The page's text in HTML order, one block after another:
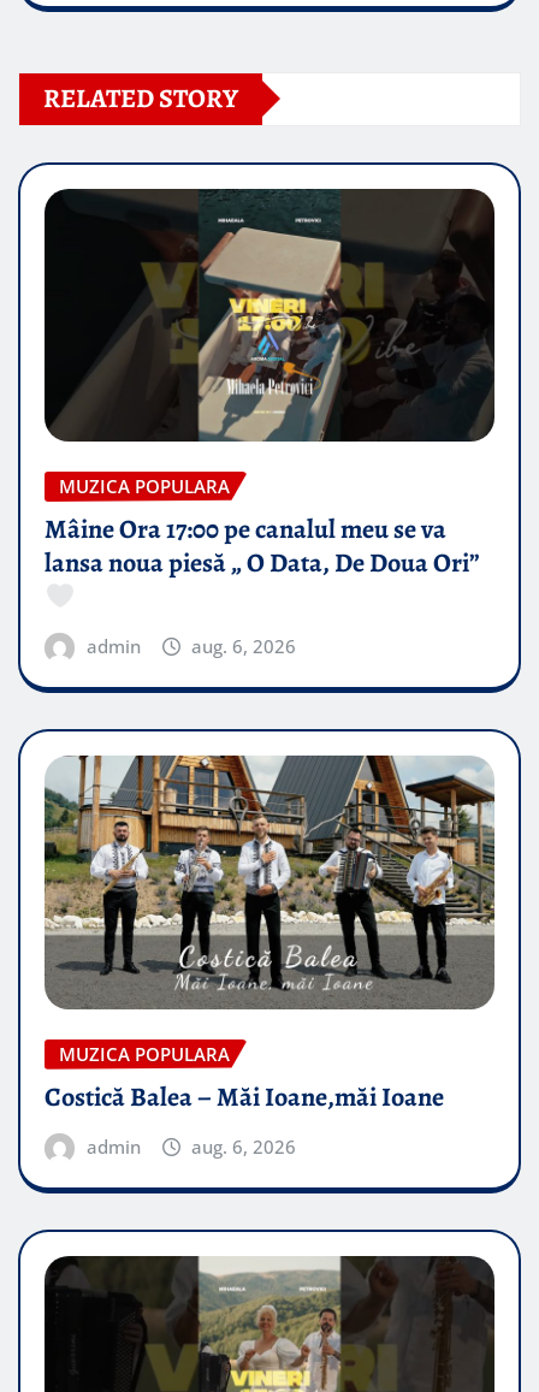
RELATED STORY
MUZICA POPULARA
Mâine Ora 17:00 pe canalul meu se va
lansa noua piesă „ O Data, De Doua Ori”
admin aug. 6, 2026
MUZICA POPULARA
Costică Balea – Măi Ioane,măi Ioane
admin aug. 6, 2026